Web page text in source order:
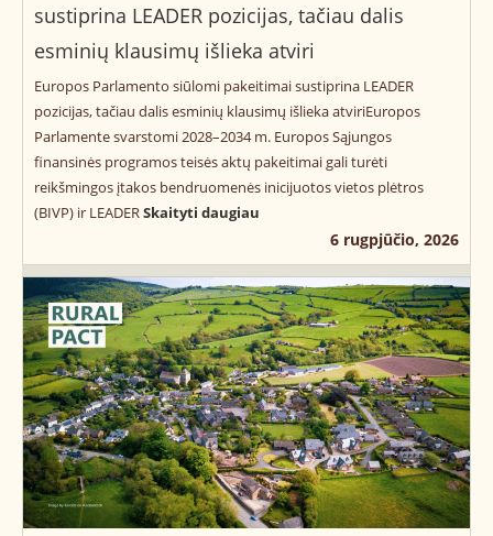
sustiprina LEADER pozicijas, tačiau dalis
esminių klausimų išlieka atviri
Europos Parlamento siūlomi pakeitimai sustiprina LEADER
pozicijas, tačiau dalis esminių klausimų išlieka atviriEuropos
Parlamente svarstomi 2028–2034 m. Europos Sąjungos
finansinės programos teisės aktų pakeitimai gali turėti
reikšmingos įtakos bendruomenės inicijuotos vietos plėtros
(BIVP) ir LEADERSkaityti daugiau
6 rugpjūčio, 2026